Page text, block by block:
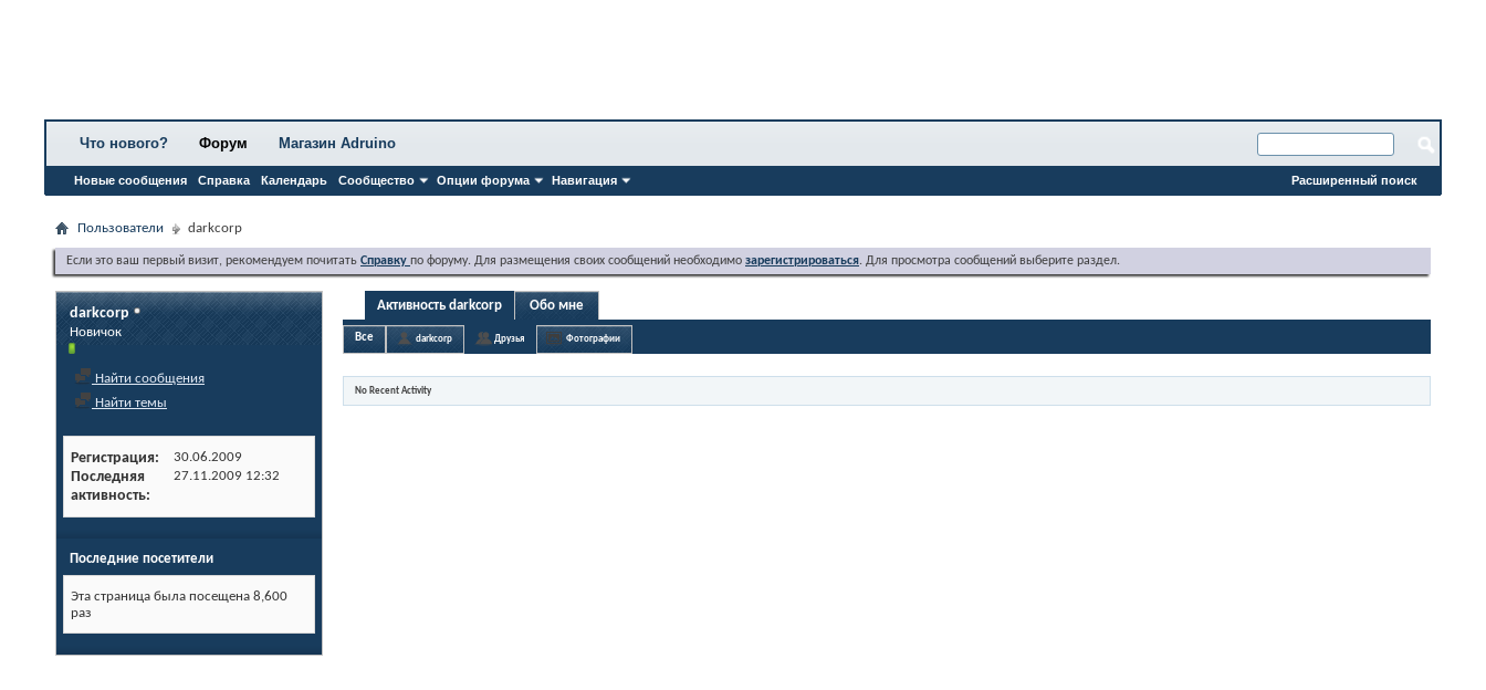
Что нового? Форум
Новые сообщения Справка Календарь Сообщество Опции форума Навигация
Магазин Adruino
Расширенный поиск
Пользователи darkcorp
Если это ваш первый визит, рекомендуем почитать Справку по форуму. Для размещения своих сообщений необходимо зарегистрироваться. Для просмотра сообщений выберите раздел.
darkcorp
Новичок
Найти сообщения
Найти темы
Регистрация 30.06.2009
Последняя
активность
27.11.2009 12:32
Последние посетители
Эта страница была посещена 8,600
раз
Активность darkcorp Обо мне
Все darkcorp Друзья Фотографии
No Recent Activity